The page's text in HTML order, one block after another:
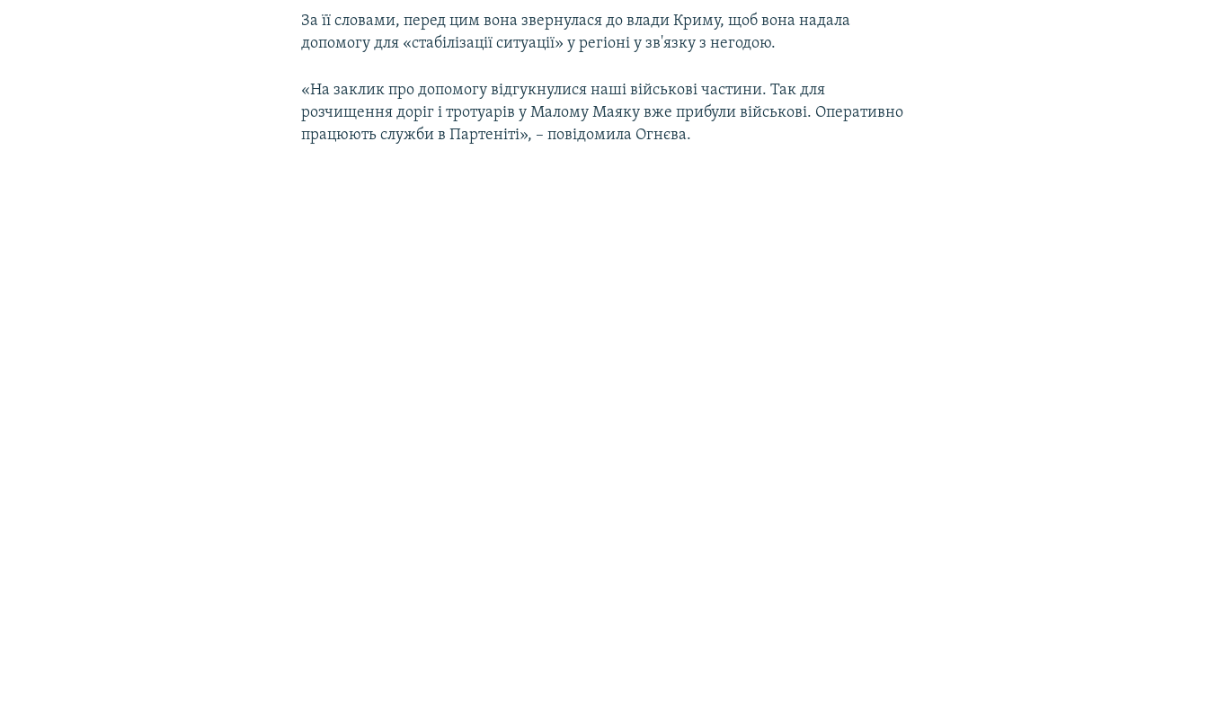
За її словами, перед цим вона звернулася до влади Криму, щоб вона надала
допомогу для «стабілізації ситуації» у регіоні у зв'язку з негодою.
«На заклик про допомогу відгукнулися наші військові частини. Так для
розчищення доріг і тротуарів у Малому Маяку вже прибули військові. Оперативно
працюють служби в Партеніті», – повідомила Огнєва.